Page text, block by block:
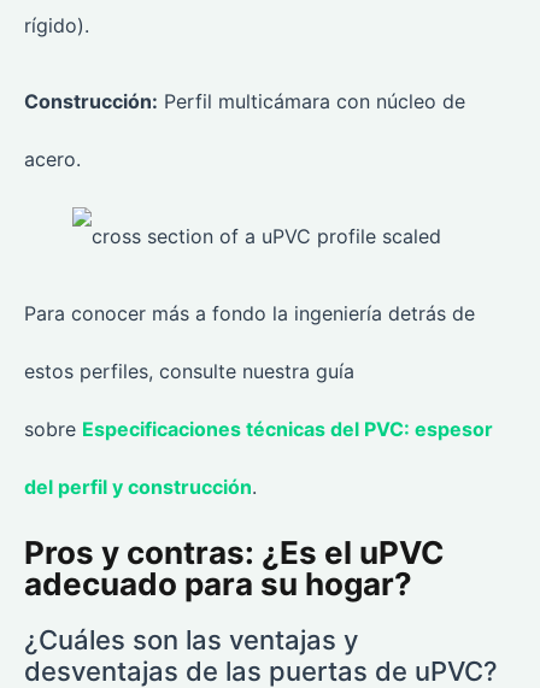
rígido).
Construcción: Perfil multicámara con núcleo de
acero.
Para conocer más a fondo la ingeniería detrás de
estos perfiles, consulte nuestra guía
sobre Especificaciones técnicas del PVC: espesor
del perfil y construcción.
Pros y contras: ¿Es el uPVC
adecuado para su hogar?
¿Cuáles son las ventajas y
desventajas de las puertas de uPVC?